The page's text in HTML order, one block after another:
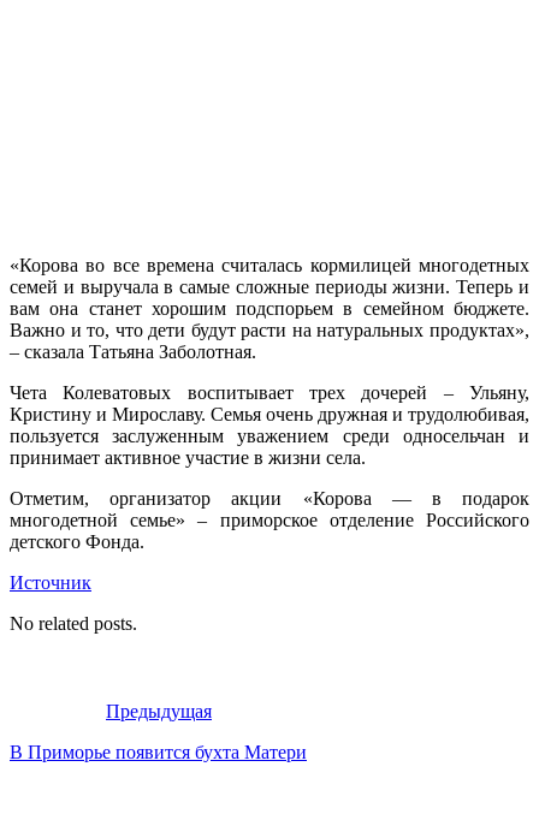
«Корова во все времена считалась кормилицей многодетных
семей и выручала в самые сложные периоды жизни. Теперь и
вам она станет хорошим подспорьем в семейном бюджете.
Важно и то, что дети будут расти на натуральных продуктах»,
– сказала Татьяна Заболотная.
Чета Колеватовых воспитывает трех дочерей – Ульяну,
Кристину и Мирославу. Семья очень дружная и трудолюбивая,
пользуется заслуженным уважением среди односельчан и
принимает активное участие в жизни села.
Отметим, организатор акции «Корова — в подарок
многодетной семье» – приморское отделение Российского
детского Фонда.
Источник
No related posts.
Предыдущая
В Приморье появится бухта Матери